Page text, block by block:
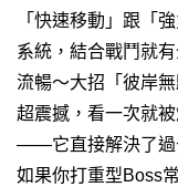
「快速移動」跟「
系統，結合戰鬥就
流暢～大招「彼岸
超震撼，看一次就被
——它直接解決了過
如果你打重型Boss